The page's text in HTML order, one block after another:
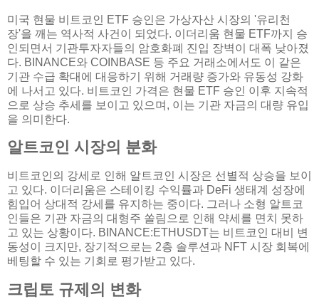
미국 현물 비트코인 ETF 승인은 가상자산 시장의 '유리천
장'을 깨는 역사적 사건이 되었다. 이더리움 현물 ETF까지 승
인되면서 기관투자자들의 암호화폐 진입 장벽이 대폭 낮아졌
다. BINANCE와 COINBASE 등 주요 거래소에서도 이 같은
기관 수급 확대에 대응하기 위해 거래량 증가와 유동성 강화
에 나서고 있다. 비트코인 가격은 현물 ETF 승인 이후 지속적
으로 상승 추세를 보이고 있으며, 이는 기관 자금의 대량 유입
을 의미한다.
알트코인 시장의 분화
비트코인의 강세로 인해 알트코인 시장은 선별적 상승을 보이
고 있다. 이더리움은 스테이킹 수익률과 DeFi 생태계 성장에
힘입어 상대적 강세를 유지하는 중이다. 그러나 소형 알트코
인들은 기관 자금의 대형주 쏠림으로 인해 약세를 면치 못하
고 있는 상황이다. BINANCE:ETHUSDT는 비트코인 대비 변
동성이 크지만, 장기적으로는 2층 솔루션과 NFT 시장 회복에
베팅할 수 있는 기회로 평가받고 있다.
크립토 규제의 변화